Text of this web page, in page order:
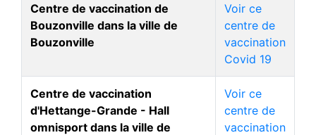
Centre de vaccination de
Bouzonville dans la ville de
Bouzonville
Voir ce
centre de
vaccination
Covid 19
Centre de vaccination
d'Hettange-Grande - Hall
omnisport dans la ville de
Voir ce
centre de
vaccination